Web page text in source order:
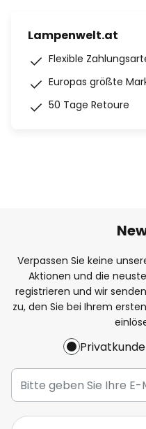
Lampenwelt.at
Flexible
Europas größte
50 Tage Retoure
Verpassen Sie keine
Aktionen und die
registrieren und wir
zu, den Sie bei Ihrem
Privatkunde